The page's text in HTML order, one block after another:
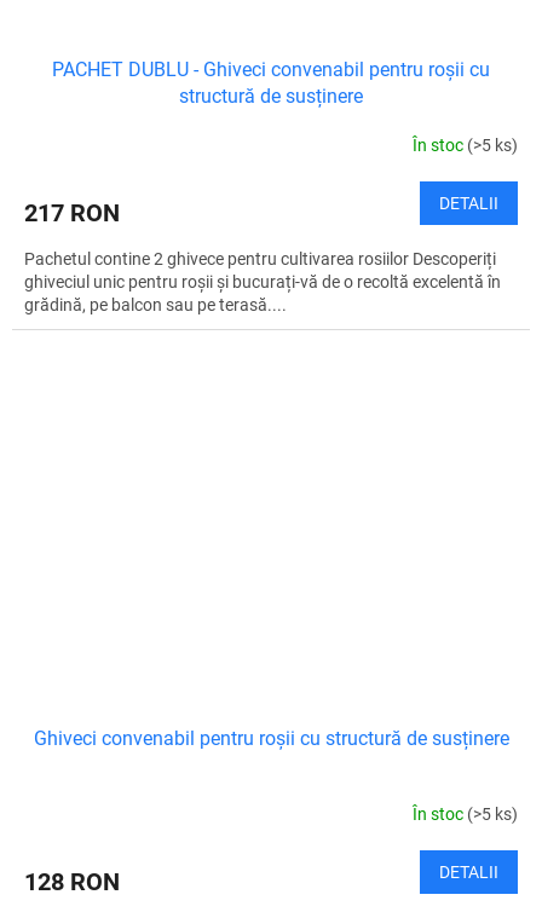
PACHET DUBLU - Ghiveci convenabil pentru roșii cu
structură de susținere
În stoc (>5 ks)
217 RON DETALII
Pachetul contine 2 ghivece pentru cultivarea rosiilor Descoperiți
ghiveciul unic pentru roșii și bucurați-vă de o recoltă excelentă în
grădină, pe balcon sau pe terasă....
Ghiveci convenabil pentru roșii cu structură de susținere
În stoc (>5 ks)
128 RON DETALII